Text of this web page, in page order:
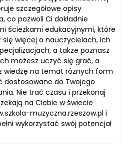
szczegółowe opisy
co pozwoli Ci dokładnie
ścieżkami edukacyjnymi, które
się więcej o nauczycielach, ich
a także poznasz
możesz uczyć się grać, a
wiedzę na temat różnych form
dostosowane do Twojego
Nie trać czasu i przekonaj
na Ciebie w świecie
muzyczna.rzeszow.pl i
wykorzystać swój potencjał